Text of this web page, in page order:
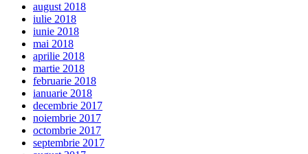
august 2018
iulie 2018
iunie 2018
mai 2018
aprilie 2018
martie 2018
februarie 2018
ianuarie 2018
decembrie 2017
noiembrie 2017
octombrie 2017
septembrie 2017